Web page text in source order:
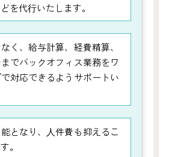
を代⾏いたします。
く、給与計算、経費精算、
でバックオフィス業務をワ
対応できるようサポートい
となり、⼈件費も抑えるこ
。